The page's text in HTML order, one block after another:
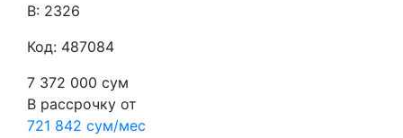
В: 2326
Код: 487084
7 372 000 сум
В рассрочку от
721 842 сум/мес